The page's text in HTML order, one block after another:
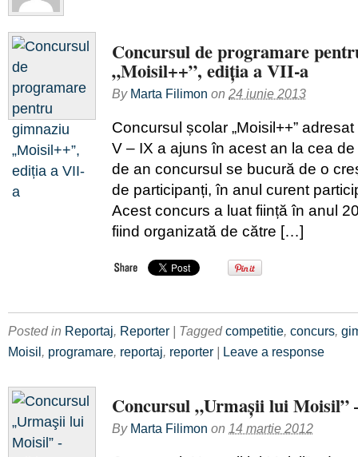
Concursul de programare
„Moisil++”, ediția a VII-a
By Marta Filimon on 24 iunie 2013
Concursul școlar „Moisil++”
V – IX a ajuns în acest an la cea
de an concursul se bucură de o
de participanți, în anul curent
Acest concurs a luat ființă în anul
fiind organizată de către […]
Posted in Reportaj, Reporter | Taggedcompetitie, concurs,
Moisil, programare, reportaj, reporter | Leave a response
Concursul „Urmaşii lui Moisil”
By Marta Filimon on 14 martie 2012